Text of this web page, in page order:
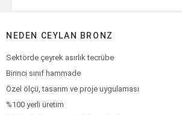
NEDEN CEYLAN BRONZ
Sektörde çeyrek asırlık tecrübe
Birinci sınıf hammade
Özel ölçü, tasarım ve proje uygulaması
%100 yerli üretim